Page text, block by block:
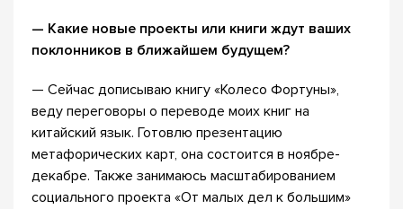
— Какие новые проекты или книги ждут ваших
поклонников в ближайшем будущем?
— Сейчас дописываю книгу «Колесо Фортуны»,
веду переговоры о переводе моих книг на
китайский язык. Готовлю презентацию
метафорических карт, она состоится в ноябре-
декабре. Также занимаюсь масштабированием
социального проекта «От малых дел к большим»